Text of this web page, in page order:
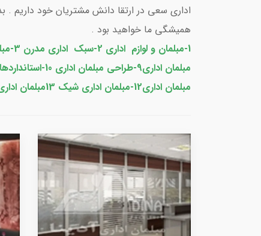
اداری سعی در ارتقا دانش مشتریان خود داریم .
همیشگی ما خواهید بود .
1-مبلمان و لوازم اداری 2-سبک اداری مدرن 3-
مبلمان اداری12-مبلمان اداری شیک 13مبلمان اداری مدارس 14-